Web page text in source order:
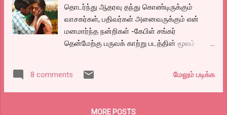
விட்டால் நல்லாருக்கும்.
@@@@@@@@@@@@@@@@@@@
தொடர்ந்து ஆதரவு தந்து கொண்டிருக்கும்
வாசகர்கள், பதிவர்கள் அனைவருக்கும் என்
மனமார்ந்த நன்றிகள் -கேபிள் சங்கர்
தென்மேற்கு பருவக் காற்று படத்தின் மூலம்
தயாரிப்பாளருக்கு படம் ஆரம்பிக்க இருந்து பின்பு
உதயநிதிஸ்டாலினின் தயாரிப்பில் இப்போது
8 comments மேலும் படிக்க
MORE POSTS